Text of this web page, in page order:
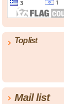
Toplist
Mail list